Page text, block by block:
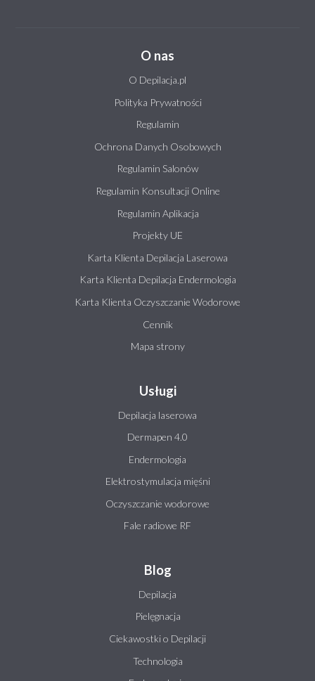
O nas
O Depilacja.pl
Polityka Prywatności
Regulamin
Ochrona Danych Osobowych
Regulamin Salonów
Regulamin Konsultacji Online
Regulamin Aplikacja
Projekty UE
Karta Klienta Depilacja Laserowa
Karta Klienta Depilacja Endermologia
Karta Klienta Oczyszczanie Wodorowe
Cennik
Mapa strony
Usługi
Depilacja laserowa
Dermapen 4.0
Endermologia
Elektrostymulacja mięśni
Oczyszczanie wodorowe
Fale radiowe RF
Blog
Depilacja
Pielęgnacja
Ciekawostki o Depilacji
Technologia